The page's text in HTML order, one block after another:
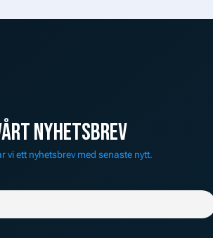
NYHETSBREV
vi ett nyhetsbrev med senaste nytt.